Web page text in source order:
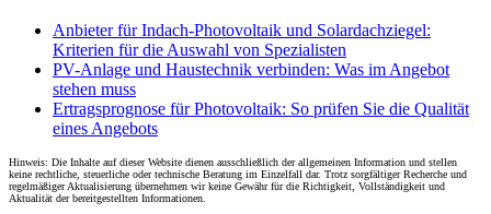
Anbieter für Indach-Photovoltaik und Solardachziegel:
Kriterien für die Auswahl von Spezialisten
PV-Anlage und Haustechnik verbinden: Was im Angebot
stehen muss
Ertragsprognose für Photovoltaik: So prüfen Sie die Qualität
eines Angebots
Hinweis: Die Inhalte auf dieser Website dienen ausschließlich der allgemeinen Information und stellen
keine rechtliche, steuerliche oder technische Beratung im Einzelfall dar. Trotz sorgfältiger Recherche und
regelmäßiger Aktualisierung übernehmen wir keine Gewähr für die Richtigkeit, Vollständigkeit und
Aktualität der bereitgestellten Informationen.